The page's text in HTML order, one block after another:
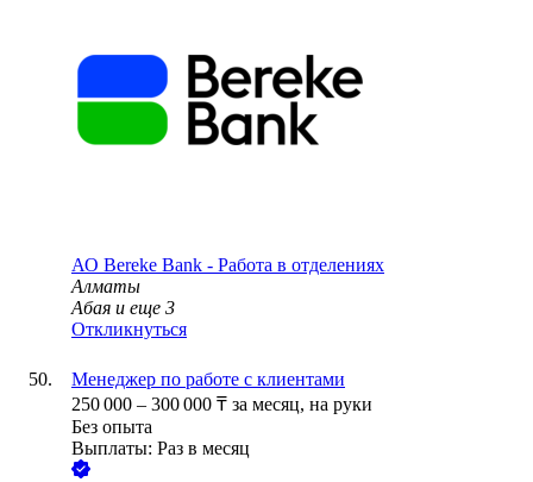
АО Bereke Bank - Работа в отделениях
Алматы
Абая и еще 3
Откликнуться
Менеджер по работе с клиентами
250 000 – 300 000 ₸ за месяц, на руки
Без опыта
Выплаты: Раз в месяц